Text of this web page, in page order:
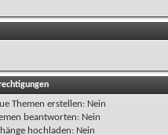
Themen erstellen: Nein
beantworten: Nein
hochladen: Nein